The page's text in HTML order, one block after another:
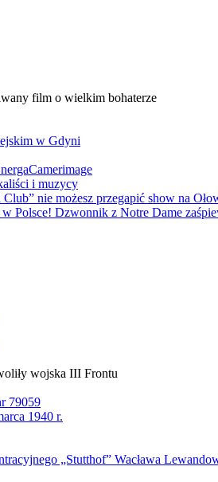
film o wielkim bohaterze
w Gdyni
i muzycy
nie możesz przegapić show na
Polsce! Dzwonnik z Notre Dame
wojska III Frontu
79059
1940 r.
„Stutthof” Wacława